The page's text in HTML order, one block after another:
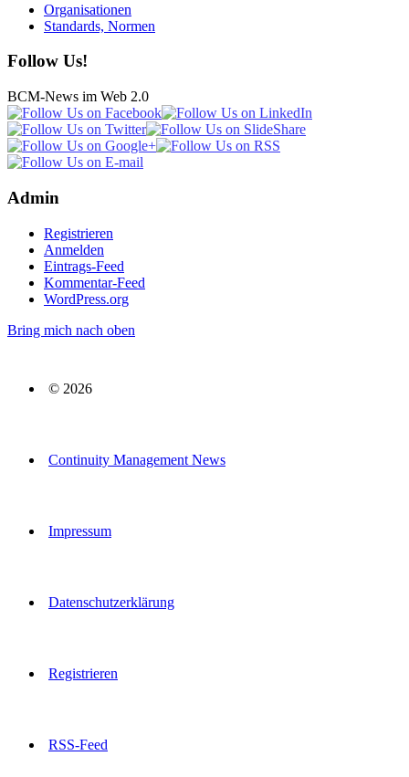
Organisationen
Standards, Normen
Follow Us!
BCM-News im Web 2.0
Admin
Registrieren
Anmelden
Eintrags-Feed
Kommentar-Feed
WordPress.org
Bring mich nach oben
© 2026
Continuity Management News
Impressum
Datenschutzerklärung
Registrieren
RSS-Feed